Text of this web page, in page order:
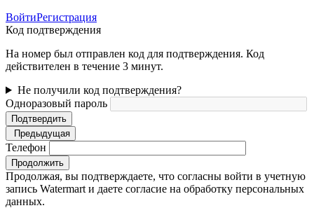
ВойтиРегистрация
Код подтверждения
На номер был отправлен код для подтверждения. Код
действителен в течение 3 минут.
Не получили код подтверждения?
Одноразовый пароль
Подтвердить
Предыдущая
Телефон
Продолжить
Продолжая, вы подтверждаете, что согласны войти в учетную
запись Watermart и даете согласие на обработку персональных
данных.